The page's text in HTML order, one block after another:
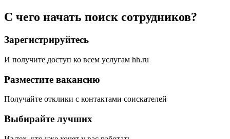
С чего начать поиск сотрудников?
Зарегистрируйтесь
И получите доступ ко всем услугам hh.ru
Разместите вакансию
Получайте отклики с контактами соискателей
Выбирайте лучших